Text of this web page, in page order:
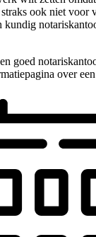
ook niet voor
kundig
goed
over een